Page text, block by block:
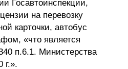
Госавтоинспекции,
на перевозку
карточки, автобус
«что является
п.6.1. Министерства
г.».